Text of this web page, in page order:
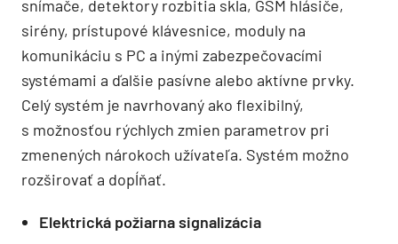
snímače, detektory rozbitia skla, GSM hlásiče,
sirény, prístupové klávesnice, moduly na
komunikáciu s PC a inými zabezpečovacími
systémami a ďalšie pasívne alebo aktívne prvky.
Celý systém je navrhovaný ako flexibilný,
s možnosťou rýchlych zmien parametrov pri
zmenených nárokoch užívateľa. Systém možno
rozširovať a dopĺňať.
Elektrická požiarna signalizácia